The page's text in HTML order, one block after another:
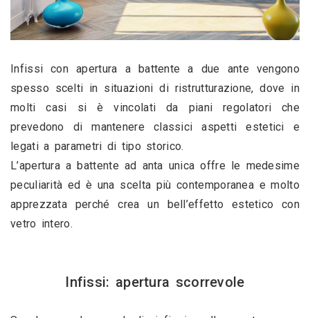
Infissi con apertura a battente a due ante vengono
spesso scelti in situazioni di ristrutturazione, dove in
molti casi si è vincolati da piani regolatori che
prevedono di mantenere classici aspetti estetici e
legati a parametri di tipo storico.
L’apertura a battente ad anta unica offre le medesime
peculiarità ed è una scelta più contemporanea e molto
apprezzata perché crea un bell’effetto estetico con
vetro intero.
Infissi: apertura scorrevole